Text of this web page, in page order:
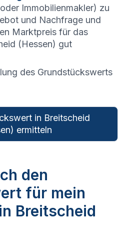
Immobilienmakler) zu
und Nachfrage und
Marktpreis für das
(Hessen) gut
des Grundstückswerts
in Breitscheid
ermitteln
den
für mein
Breitscheid